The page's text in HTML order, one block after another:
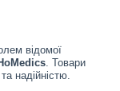
відомої
. Товари
надійністю.